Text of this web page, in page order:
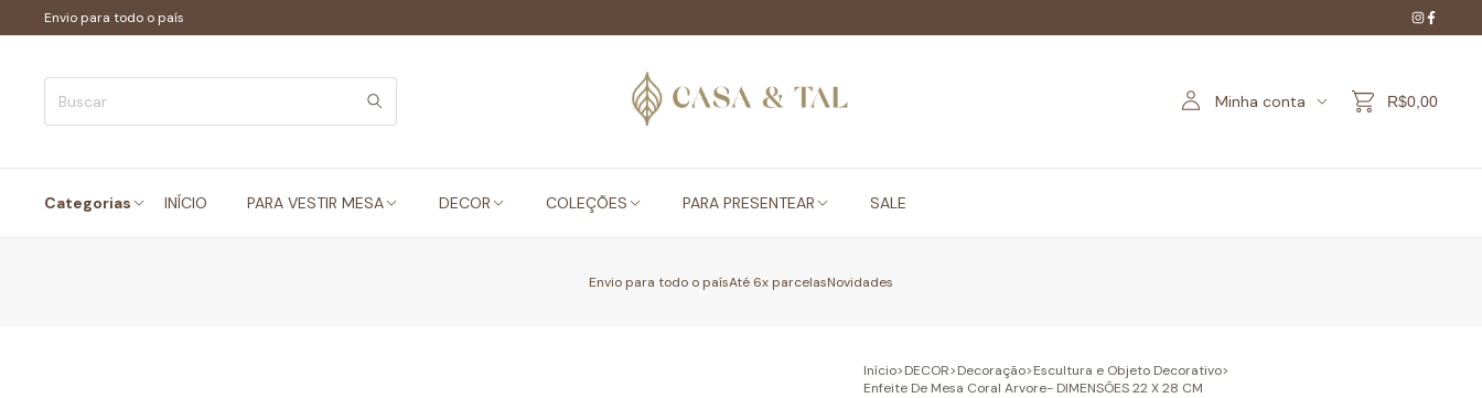
Envio para todo o país
Minha conta R$0,00
Categorias INÍCIO PARA VESTIR MESA DECOR COLEÇÕES PARA PRESENTEAR SALE
Envio para todo o paísAté 6x parcelasNovidades
Início>DECOR>Decoração>Escultura e Objeto Decorativo>
Enfeite De Mesa Coral Arvore- DIMENSÕES 22 X 28 CM